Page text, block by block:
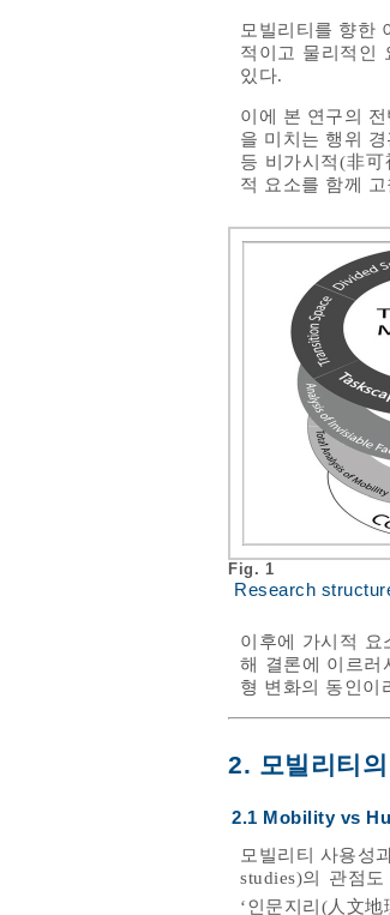
모빌리티를 향한
적이고 물리적인
있다.
이에 본 연구의
을 미치는 행위
등 비가시적(非
적 요소를 함께
Fig. 1
Research
이후에 가시적
해 결론에 이르러
형 변화의 동인이
2. 모빌리티
2.1 Mobility vs
모빌리티 사용성
studies)의 관점
‘인문지리(人文